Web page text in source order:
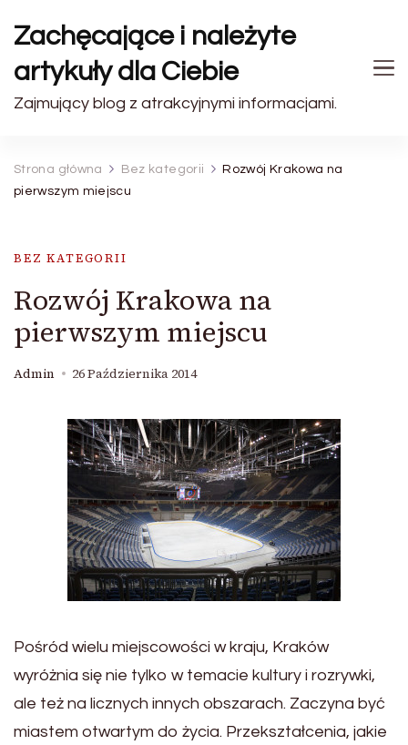
Zachęcające i należyte
artykuły dla Ciebie
Zajmujący blog z atrakcyjnymi informacjami.
Strona główna Bez kategorii
Rozwój Krakowa na
pierwszym miejscu
BEZ KATEGORII
Rozwój Krakowa na
pierwszym miejscu
Admin 26 Października 2014
Pośród wielu miejscowości w kraju, Kraków
wyróżnia się nie tylko w temacie kultury i rozrywki,
ale też na licznych innych obszarach. Zaczyna być
miastem otwartym do życia. Przekształcenia, jakie